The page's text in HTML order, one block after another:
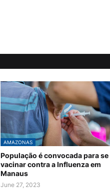
AMAZONAS
População é convocada para se
vacinar contra a Influenza em
Manaus
June 27, 2023